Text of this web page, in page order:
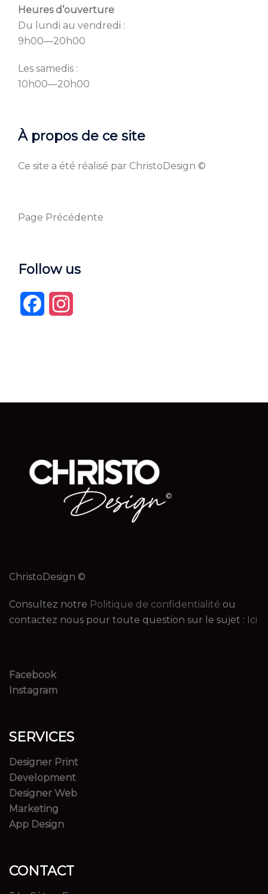
Heures d’ouverture
Du lundi au vendredi :
9h00—20h00
Les samedis :
10h00—20h00
À propos de ce site
Ce site a été réalisé par ChristoDesign ©
Page Précédente
Follow us
Facebook
ChristoDesign ©
Consultez notre Politique de confidentialité ou
contactez nous pour toute question sur le sujet : Ici
Facebook
Instagram
SERVICES
Designer Print
Development
Designer Web
Marketing
App Design
CONTACT